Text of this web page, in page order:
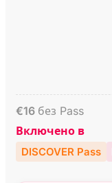
€16 без Pass
Включено в
DISCOVER Pass